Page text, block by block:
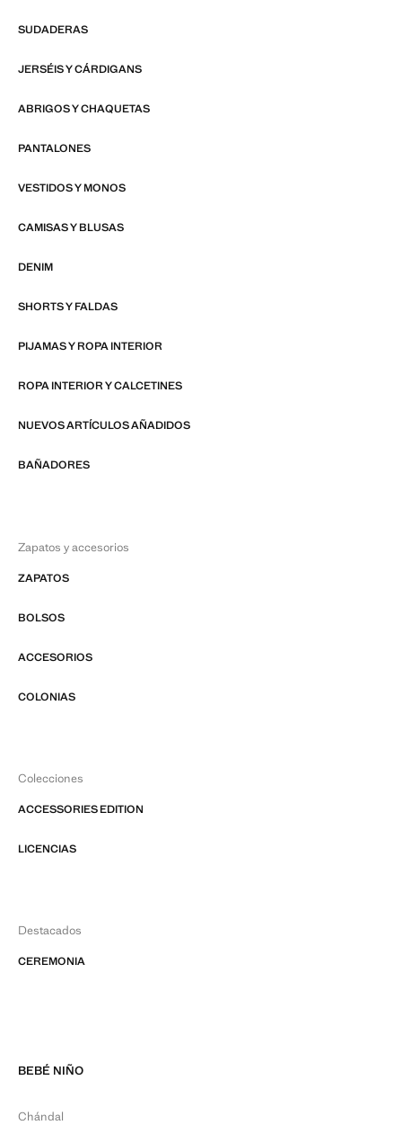
SUDADERAS
JERSÉIS Y CÁRDIGANS
ABRIGOS Y CHAQUETAS
PANTALONES
VESTIDOS Y MONOS
CAMISAS Y BLUSAS
DENIM
SHORTS Y FALDAS
PIJAMAS Y ROPA INTERIOR
ROPA INTERIOR Y CALCETINES
NUEVOS ARTÍCULOS AÑADIDOS
BAÑADORES
Zapatos y accesorios
ZAPATOS
BOLSOS
ACCESORIOS
COLONIAS
Colecciones
ACCESSORIES EDITION
LICENCIAS
Destacados
CEREMONIA
BEBÉ NIÑO
Chándal